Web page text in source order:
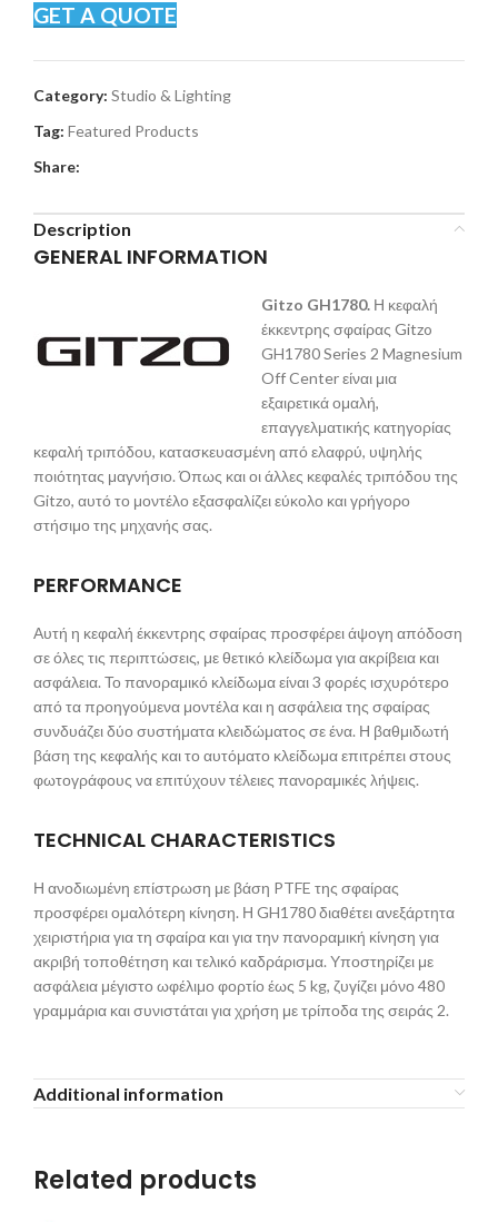
GET A QUOTE
Category: Studio & Lighting
Tag: Featured Products
Share:
Description
GENERAL INFORMATION
Gitzo GH1780. Η κεφαλή
έκκεντρης σφαίρας Gitzo
GH1780 Series 2 Magnesium
Off Center είναι μια
εξαιρετικά ομαλή,
επαγγελματικής κατηγορίας
κεφαλή τριπόδου, κατασκευασμένη από ελαφρύ, υψηλής
ποιότητας μαγνήσιο. Όπως και οι άλλες κεφαλές τριπόδου της
Gitzo, αυτό το μοντέλο εξασφαλίζει εύκολο και γρήγορο
στήσιμο της μηχανής σας.
PERFORMANCE
Αυτή η κεφαλή έκκεντρης σφαίρας προσφέρει άψογη απόδοση
σε όλες τις περιπτώσεις, με θετικό κλείδωμα για ακρίβεια και
ασφάλεια. Το πανοραμικό κλείδωμα είναι 3 φορές ισχυρότερο
από τα προηγούμενα μοντέλα και η ασφάλεια της σφαίρας
συνδυάζει δύο συστήματα κλειδώματος σε ένα. Η βαθμιδωτή
βάση της κεφαλής και το αυτόματο κλείδωμα επιτρέπει στους
φωτογράφους να επιτύχουν τέλειες πανοραμικές λήψεις.
TECHNICAL CHARACTERISTICS
Η ανοδιωμένη επίστρωση με βάση PTFE της σφαίρας
προσφέρει ομαλότερη κίνηση. Η GH1780 διαθέτει ανεξάρτητα
χειριστήρια για τη σφαίρα και για την πανοραμική κίνηση για
ακριβή τοποθέτηση και τελικό καδράρισμα. Υποστηρίζει με
ασφάλεια μέγιστο ωφέλιμο φορτίο έως 5 kg, ζυγίζει μόνο 480
γραμμάρια και συνιστάται για χρήση με τρίποδα της σειράς 2.
Additional information
Related products